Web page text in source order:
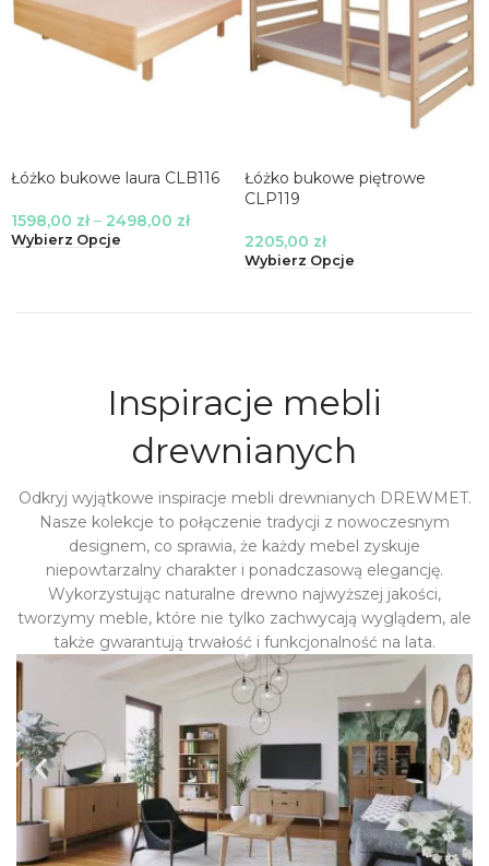
Łóżko bukowe laura CLB116
1598,00 zł– 2498,00 zł
Wybierz Opcje
Łóżko bukowe piętrowe
CLP119
2205,00 zł
Wybierz Opcje
Inspiracje mebli
drewnianych
Odkryj wyjątkowe inspiracje mebli drewnianych DREWMET.
Nasze kolekcje to połączenie tradycji z nowoczesnym
designem, co sprawia, że każdy mebel zyskuje
niepowtarzalny charakter i ponadczasową elegancję.
Wykorzystując naturalne drewno najwyższej jakości,
tworzymy meble, które nie tylko zachwycają wyglądem, ale
także gwarantują trwałość i funkcjonalność na lata.